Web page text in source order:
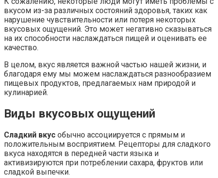
вкусом из-за различных состояний здоровья, таких как
нарушение чувствительности или потеря некоторых
вкусовых ощущений. Это может негативно сказываться
на их способности наслаждаться пищей и оценивать ее
качество.
В целом, вкус является важной частью нашей жизни, и
благодаря ему мы можем наслаждаться разнообразием
пищевых продуктов, предлагаемых нам природой и
кулинарией.
Виды вкусовых ощущений
Сладкий вкус обычно ассоциируется с прямым и
положительным восприятием. Рецепторы для сладкого
вкуса находятся в передней части языка и
активизируются при потреблении сахара, фруктов или
сладкой выпечки.